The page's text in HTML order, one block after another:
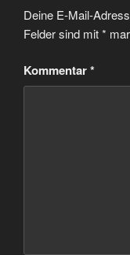
Deine E-Mail-
Felder sind mit*
Kommentar*